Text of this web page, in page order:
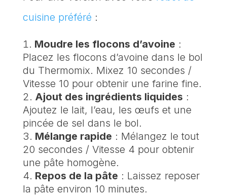
cuisine préféré :
Moudre les flocons d’avoine :
Placez les flocons d’avoine dans le bol
du Thermomix. Mixez 10 secondes /
Vitesse 10 pour obtenir une farine fine.
Ajout des ingrédients liquides :
Ajoutez le lait, l’eau, les œufs et une
pincée de sel dans le bol.
Mélange rapide : Mélangez le tout
20 secondes / Vitesse 4 pour obtenir
une pâte homogène.
Repos de la pâte : Laissez reposer
la pâte environ 10 minutes.